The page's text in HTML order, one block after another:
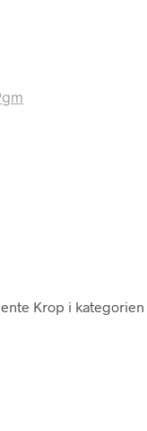
Krop i kategorien